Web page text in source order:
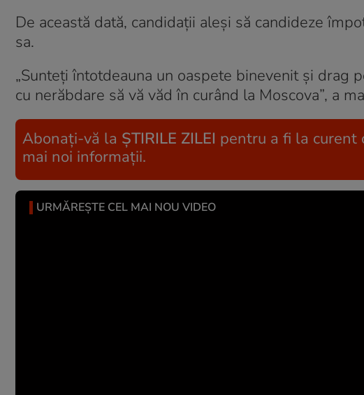
De această dată, candidații aleși să candideze
sa.
„Sunteți întotdeauna un oaspete binevenit și drag
cu nerăbdare să vă văd în curând la Moscova”, a
Abonați-vă la ȘTIRILE ZILEI pentru a fi la curent
mai noi informații.
URMĂREȘTE CEL MAI NOU VIDEO